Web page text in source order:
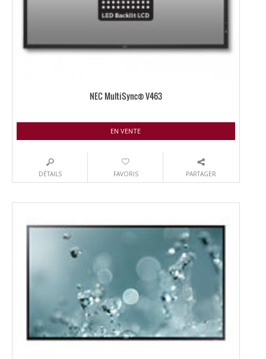
NEC MultiSync® V463
EN VENTE
DÉTAILS FAVORIS PARTAGER